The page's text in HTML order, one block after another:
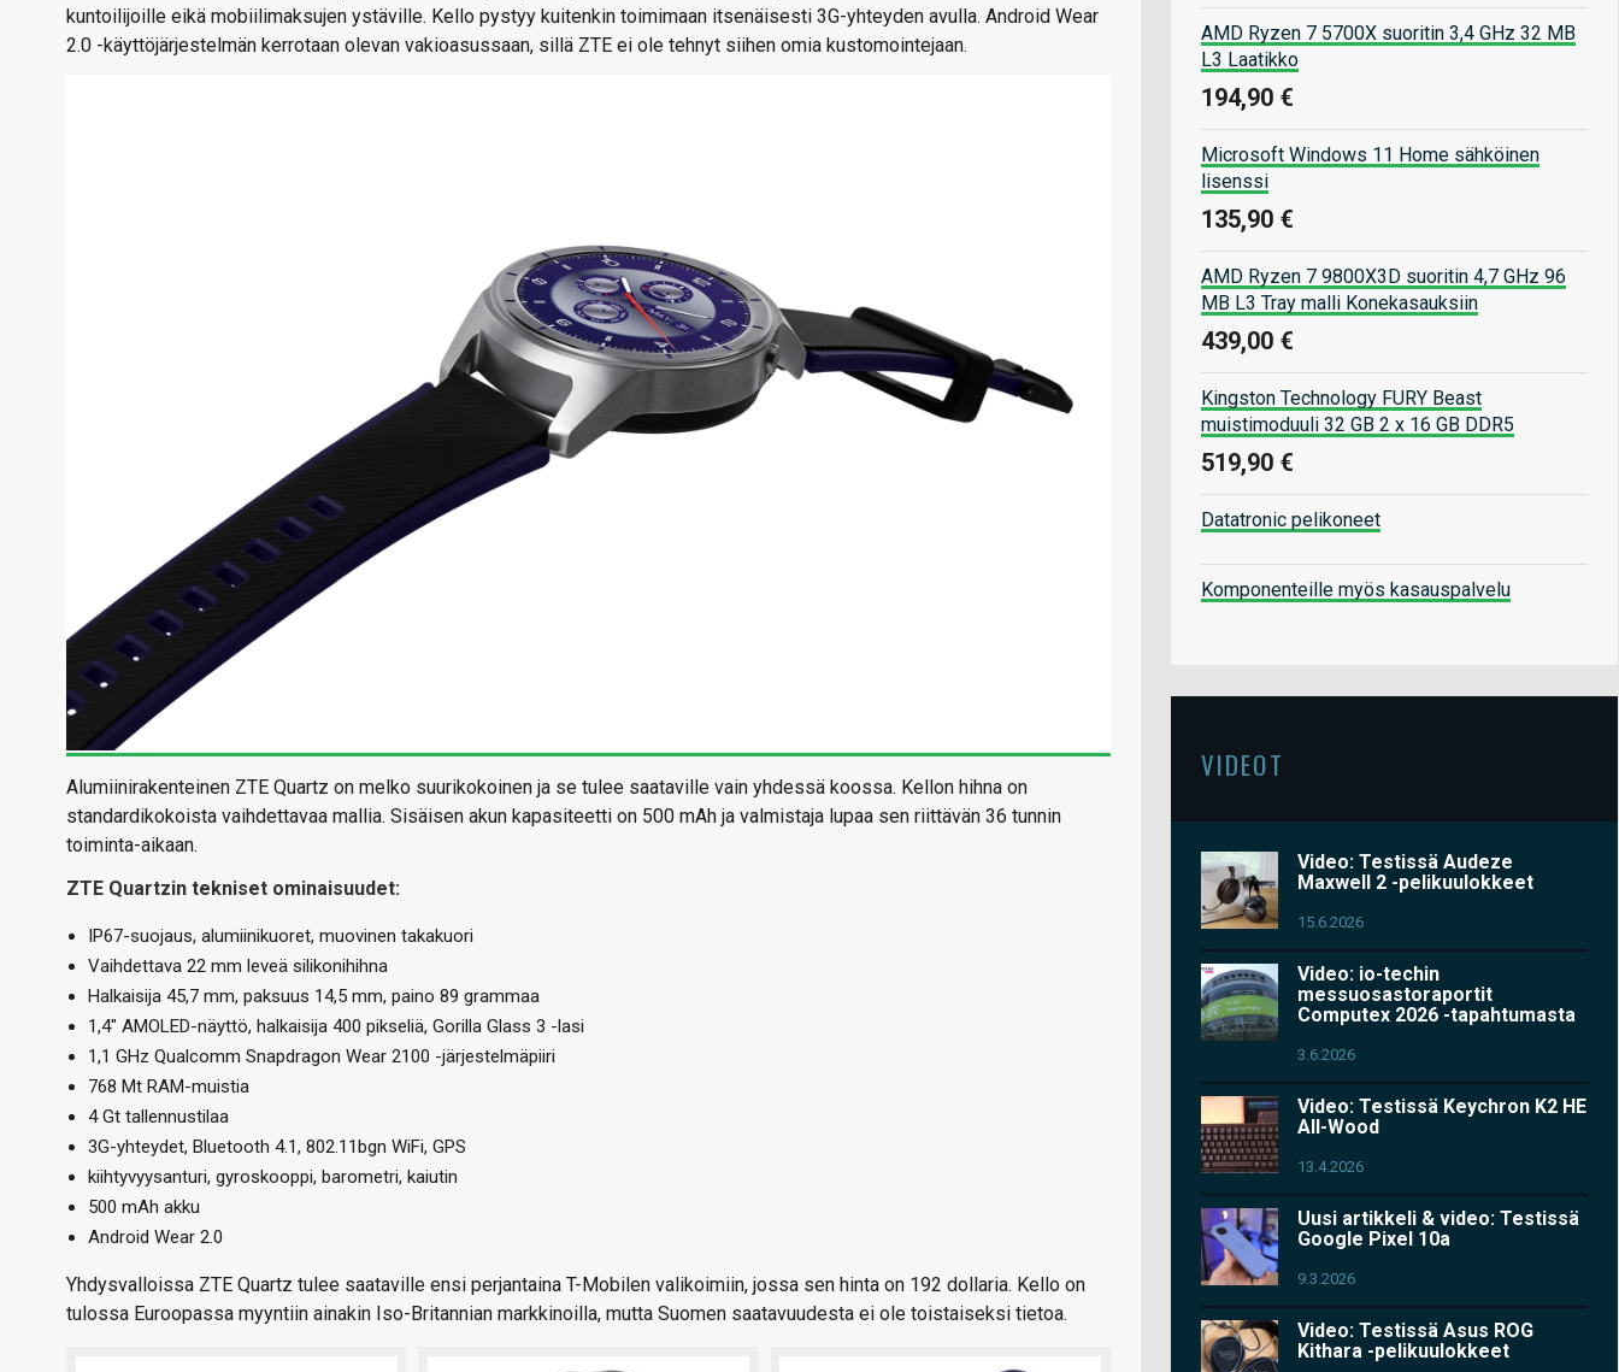
kuntoilijoille eikä mobiilimaksujen ystäville. Kello pystyy kuitenkin toimimaan itsenäisesti 3G-yhteyden avulla. Android Wear
2.0 -käyttöjärjestelmän kerrotaan olevan vakioasussaan, sillä ZTE ei ole tehnyt siihen omia kustomointejaan.
Alumiinirakenteinen ZTE Quartz on melko suurikokoinen ja se tulee saataville vain yhdessä koossa. Kellon hihna on
standardikokoista vaihdettavaa mallia. Sisäisen akun kapasiteetti on 500 mAh ja valmistaja lupaa sen riittävän 36 tunnin
toiminta-aikaan.
ZTE Quartzin tekniset ominaisuudet:
IP67-suojaus, alumiinikuoret, muovinen takakuori
Vaihdettava 22 mm leveä silikonihihna
Halkaisija 45,7 mm, paksuus 14,5 mm, paino 89 grammaa
1,4″ AMOLED-näyttö, halkaisija 400 pikseliä, Gorilla Glass 3 -lasi
1,1 GHz Qualcomm Snapdragon Wear 2100 -järjestelmäpiiri
768 Mt RAM-muistia
4 Gt tallennustilaa
3G-yhteydet, Bluetooth 4.1, 802.11bgn WiFi, GPS
kiihtyvyysanturi, gyroskooppi, barometri, kaiutin
500 mAh akku
Android Wear 2.0
Yhdysvalloissa ZTE Quartz tulee saataville ensi perjantaina T-Mobilen valikoimiin, jossa sen hinta on 192 dollaria. Kello on
tulossa Euroopassa myyntiin ainakin Iso-Britannian markkinoilla, mutta Suomen saatavuudesta ei ole toistaiseksi tietoa.
AMD Ryzen 7 5700X suoritin 3,4 GHz 32 MB
L3 Laatikko
194,90 €
Microsoft Windows 11 Home sähköinen
lisenssi
135,90 €
AMD Ryzen 7 9800X3D suoritin 4,7 GHz 96
MB L3 Tray malli Konekasauksiin
439,00 €
Kingston Technology FURY Beast
muistimoduuli 32 GB 2 x 16 GB DDR5
519,90 €
Datatronic pelikoneet
Komponenteille myös kasauspalvelu
VIDEOT
Video: Testissä Audeze
Maxwell 2 -pelikuulokkeet
15.6.2026
Video: io-techin
messuosastoraportit
Computex 2026 -tapahtumasta
3.6.2026
Video: Testissä Keychron K2 HE
All-Wood
13.4.2026
Uusi artikkeli & video: Testissä
Google Pixel 10a
9.3.2026
Video: Testissä Asus ROG
Kithara -pelikuulokkeet